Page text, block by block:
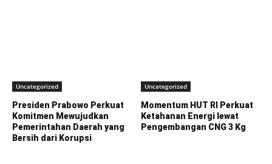
Uncategorized
Presiden Prabowo Perkuat
Komitmen Mewujudkan
Pemerintahan Daerah yang
Bersih dari Korupsi
Uncategorized
Momentum HUT RI Perkuat
Ketahanan Energi lewat
Pengembangan CNG 3 Kg